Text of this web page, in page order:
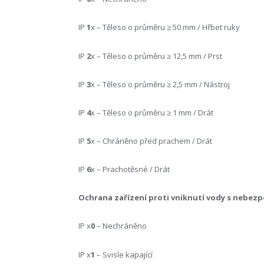
IP 1x – Těleso o průměru ≥ 50 mm / Hřbet ruky
IP 2x – Těleso o průměru ≥ 12,5 mm / Prst
IP 3x – Těleso o průměru ≥ 2,5 mm / Nástroj
IP 4x – Těleso o průměru ≥ 1 mm / Drát
IP 5x – Chráněno před prachem / Drát
IP 6x – Prachotěsné / Drát
Ochrana zařízení proti vniknutí vody s
IP x0– Nechráněno
IP x1 – Svisle kapající